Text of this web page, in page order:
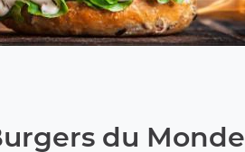
du Monde